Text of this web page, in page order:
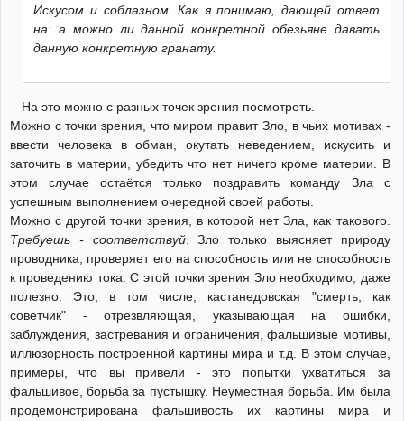
Искусом и соблазном. Как я понимаю, дающей ответ
на: а можно ли данной конкретной обезьяне давать
данную конкретную гранату.
На это можно с разных точек зрения посмотреть.
Можно с точки зрения, что миром правит Зло, в чьих мотивах -
ввести человека в обман, окутать неведением, искусить и
заточить в материи, убедить что нет ничего кроме материи. В
этом случае остаётся только поздравить команду Зла с
успешным выполнением очередной своей работы.
Можно с другой точки зрения, в которой нет Зла, как такового.
Требуешь - соответствуй. Зло только выясняет природу
проводника, проверяет его на способность или не способность
к проведению тока. С этой точки зрения Зло необходимо, даже
полезно. Это, в том числе, кастанедовская "смерть, как
советчик" - отрезвляющая, указывающая на ошибки,
заблуждения, застревания и ограничения, фальшивые мотивы,
иллюзорность построенной картины мира и т.д. В этом случае,
примеры, что вы привели - это попытки ухватиться за
фальшивое, борьба за пустышку. Неуместная борьба. Им была
продемонстрирована фальшивость их картины мира и